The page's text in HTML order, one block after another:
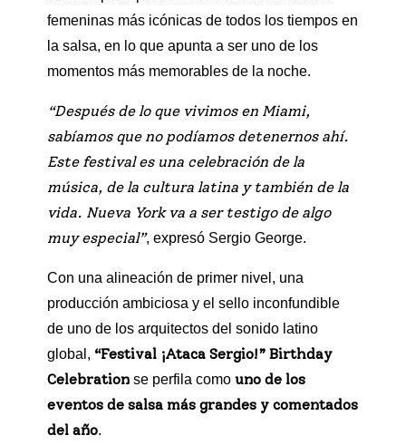
femeninas más icónicas de todos los tiempos en
la salsa, en lo que apunta a ser uno de los
momentos más memorables de la noche.
“Después de lo que vivimos en Miami,
sabíamos que no podíamos detenernos ahí.
Este festival es una celebración de la
música, de la cultura latina y también de la
vida. Nueva York va a ser testigo de algo
muy especial”, expresó Sergio George.
Con una alineación de primer nivel, una
producción ambiciosa y el sello inconfundible
de uno de los arquitectos del sonido latino
global, “Festival ¡Ataca Sergio!” Birthday
Celebration se perfila como uno de los
eventos de salsa más grandes y comentados
del año.